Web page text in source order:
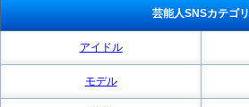
芸能人SNSカテゴリ
アイドル
モデル